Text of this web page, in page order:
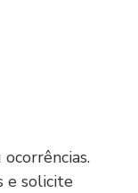
e solicite